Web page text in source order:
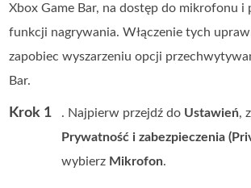
Xbox Game Bar, na dostęp do mikrofonu i
funkcji nagrywania. Włączenie tych
zapobiec wyszarzeniu opcji
Bar.
Krok 1 . Najpierw przejdź do Ustawień,
Prywatność i zabezpieczenia
wybierz Mikrofon.